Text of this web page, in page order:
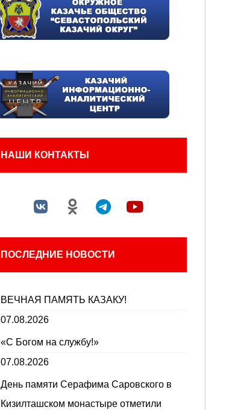
НАШИ КОНТАКТЫ
ПОСЛЕДНИЕ НОВОСТИ
ВЕЧНАЯ ПАМЯТЬ КАЗАКУ!
07.08.2026
«С Богом на службу!»
07.08.2026
День памяти Серафима Саровского в
Кизилташском монастыре отметили